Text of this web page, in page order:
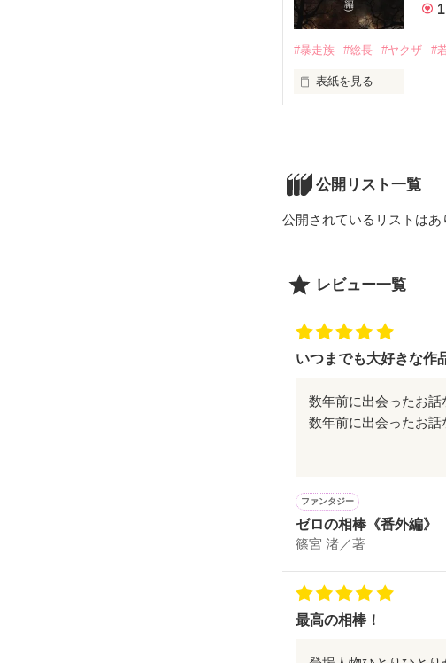
×
_2019.8.21完結しまし
✨✨素敵なレビューをあ
春ヶ咲 舞 さま
KAMSＹ さま
カールピース さま
Lilly.k さま
過保護で
「お嬢は俺なしじゃ生き
＊鷹樹組 若頭
小鳥遊 碧(たかなし あお
鷹樹 茉白(たかぎ ましろ)
きみのぜんぶをおしえて
私は、ある男に拾っても
×××
月夜に、その悪魔は妖し
熱に触れれば乱されて
溺れて、抜け出せない。
捕らえられたらもう終わ
甘い熱が今夜も私を支
#暴走族 #総長 #ヤクザ #
表紙を見る
本編のその後のお話です
シエリ さま
あんず❕❓ さま
花木彩 さま
公開リスト一覧
公開されているリストはあ
レビュー一覧
いつまでも大好きな作
数年前に出会ったお
篠宮渚さまの書くキ
バトルシーンは緊張感
甘々シーンを読むと
魔法とバトルものが
もう最高すぎて☆5じ
ファンタジー
ゼロの相棒《番外編》
篠宮 渚／著
最高の相棒！